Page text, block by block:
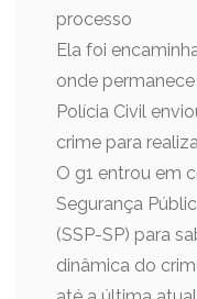
processo
Ela foi
onde
Polícia Civil
crime para
O g1 entrou em
Segurança
(SSP-SP) para
dinâmica do